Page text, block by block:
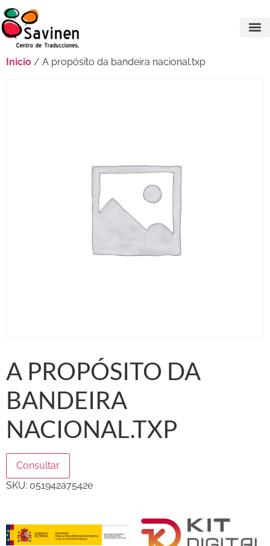
Inicio / A propósito da bandeira nacional.txp
A PROPÓSITO DA
BANDEIRA
NACIONAL.TXP
Consultar
SKU: 051942a7542e